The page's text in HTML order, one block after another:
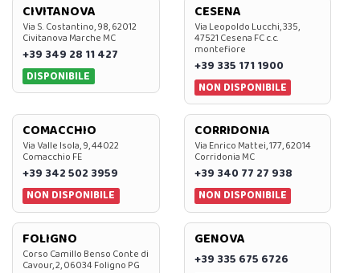
CIVITANOVA
Via S. Costantino, 98, 62012
Civitanova Marche MC
+39 349 28 11 427
DISPONIBILE
CESENA
Via Leopoldo Lucchi, 335,
47521 Cesena FC c.c.
montefiore
+39 335 171 1900
NON DISPONIBILE
COMACCHIO
Via Valle Isola, 9, 44022
Comacchio FE
+39 342 502 3959
NON DISPONIBILE
CORRIDONIA
Via Enrico Mattei, 177, 62014
Corridonia MC
+39 340 77 27 938
NON DISPONIBILE
FOLIGNO
Corso Camillo Benso Conte di
Cavour, 2, 06034 Foligno PG
GENOVA
+39 335 675 6726